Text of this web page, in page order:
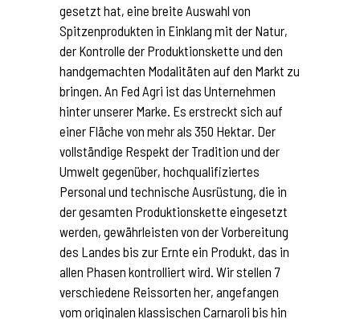
gesetzt hat, eine breite Auswahl von
Spitzenprodukten in Einklang mit der Natur,
der Kontrolle der Produktionskette und den
handgemachten Modalitäten auf den Markt zu
bringen. An Fed Agri ist das Unternehmen
hinter unserer Marke. Es erstreckt sich auf
einer Fläche von mehr als 350 Hektar. Der
vollständige Respekt der Tradition und der
Umwelt gegenüber, hochqualifiziertes
Personal und technische Ausrüstung, die in
der gesamten Produktionskette eingesetzt
werden, gewährleisten von der Vorbereitung
des Landes bis zur Ernte ein Produkt, das in
allen Phasen kontrolliert wird. Wir stellen 7
verschiedene Reissorten her, angefangen
vom originalen klassischen Carnaroli bis hin